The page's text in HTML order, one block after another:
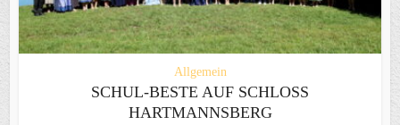
Allgemein
SCHUL-BESTE AUF SCHLOSS
HARTMANNSBERG